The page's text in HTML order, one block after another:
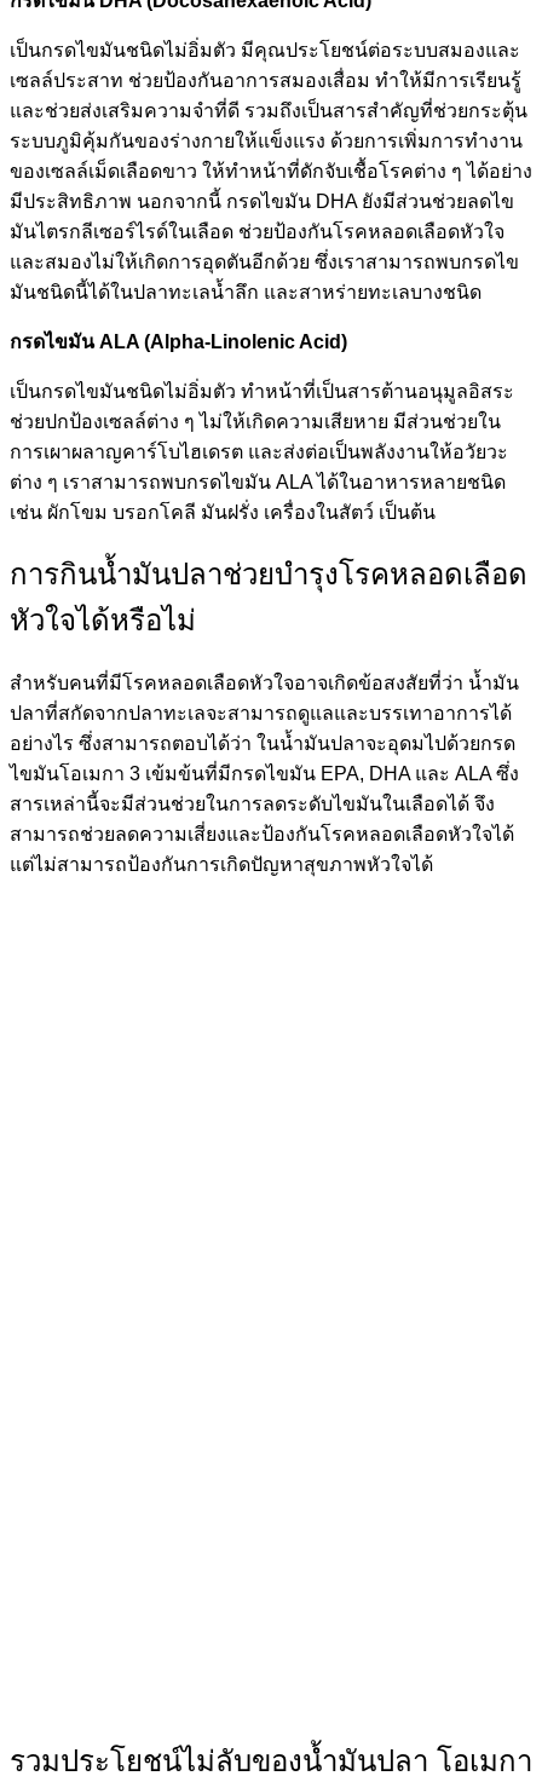
เป็นกรดไขมันชนิดไม่อิ่มตัว มีคุณประโยชน์ต่อระบบสมองและ
เซลล์ประสาท ช่วยป้องกันอาการสมองเสื่อม ทำให้มีการเรียนรู้
และช่วยส่งเสริมความจำที่ดี รวมถึงเป็นสารสำคัญที่ช่วยกระตุ้น
ระบบภูมิคุ้มกันของร่างกายให้แข็งแรง ด้วยการเพิ่มการทำงาน
ของเซลล์เม็ดเลือดขาว ให้ทำหน้าที่ดักจับเชื้อโรคต่าง ๆ ได้อย่าง
มีประสิทธิภาพ นอกจากนี้ กรดไขมัน DHA ยังมีส่วนช่วยลดไข
มันไตรกลีเซอร์ไรด์ในเลือด ช่วยป้องกันโรคหลอดเลือดหัวใจ
และสมองไม่ให้เกิดการอุดตันอีกด้วย ซึ่งเราสามารถพบกรดไข
มันชนิดนี้ได้ในปลาทะเลน้ำลึก และสาหร่ายทะเลบางชนิด
กรดไขมัน ALA (Alpha-Linolenic Acid)
เป็นกรดไขมันชนิดไม่อิ่มตัว ทำหน้าที่เป็นสารต้านอนุมูลอิสระ
ช่วยปกป้องเซลล์ต่าง ๆ ไม่ให้เกิดความเสียหาย มีส่วนช่วยใน
การเผาผลาญคาร์โบไฮเดรต และส่งต่อเป็นพลังงานให้อวัยวะ
ต่าง ๆ เราสามารถพบกรดไขมัน ALA ได้ในอาหารหลายชนิด
เช่น ผักโขม บรอกโคลี มันฝรั่ง เครื่องในสัตว์ เป็นต้น
การกินน้ำมันปลาช่วยบำรุงโรคหลอดเลือด
หัวใจได้หรือไม่
สำหรับคนที่มีโรคหลอดเลือดหัวใจอาจเกิดข้อสงสัยที่ว่า น้ำมัน
ปลาที่สกัดจากปลาทะเลจะสามารถดูแลและบรรเทาอาการได้
อย่างไร ซึ่งสามารถตอบได้ว่า ในน้ำมันปลาจะอุดมไปด้วยกรด
ไขมันโอเมกา 3 เข้มข้นที่มีกรดไขมัน EPA, DHA และ ALA ซึ่ง
สารเหล่านี้จะมีส่วนช่วยในการลดระดับไขมันในเลือดได้ จึง
สามารถช่วยลดความเสี่ยงและป้องกันโรคหลอดเลือดหัวใจได้
แต่ไม่สามารถป้องกันการเกิดปัญหาสุขภาพหัวใจได้
รวมประโยชน์ไม่ลับของน้ำมันปลา โอเมกา